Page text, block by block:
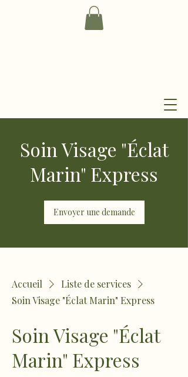
Soin Visage "Éclat
Marin" Express
Envoyer une demande
Accueil
Liste de services
Soin Visage "Éclat Marin" Express
Soin Visage "Éclat
Marin" Express